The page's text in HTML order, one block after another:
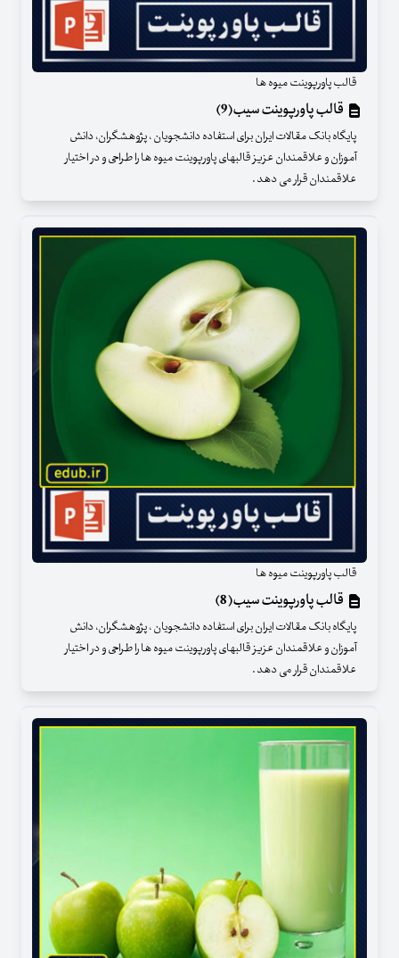
قالب پاورپوینت میوه ها
قالب پاورپوینت سیب(9)
پایگاه بانک مقالات ایران برای استفاده دانشجویان ، پژوهشگران، دانش
آموزان و علاقمندان عزیز قالبهای پاورپوینت میوه ها را طراحی و در اختیار
علاقمندان قرار می دهد .
قالب پاورپوینت میوه ها
قالب پاورپوینت سیب(8)
پایگاه بانک مقالات ایران برای استفاده دانشجویان ، پژوهشگران، دانش
آموزان و علاقمندان عزیز قالبهای پاورپوینت میوه ها را طراحی و در اختیار
علاقمندان قرار می دهد .